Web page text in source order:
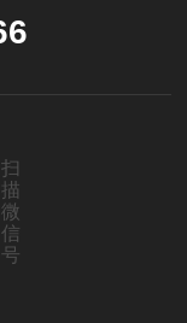
扫
描
微
信
号